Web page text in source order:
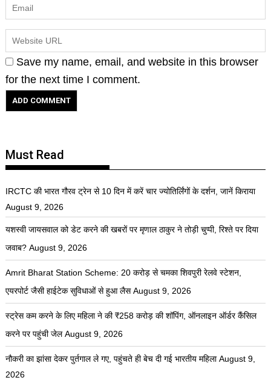
Save my name, email, and website in this browser
for the next time I comment.
Must Read
IRCTC की भारत गौरव ट्रेन से 10 दिन में करें चार ज्योतिर्लिंगों के दर्शन, जानें किराया
August 9, 2026
यशस्वी जायसवाल को डेट करने की खबरों पर मृणाल ठाकुर ने तोड़ी चुप्पी, रिश्ते पर दिया
जवाब? August 9, 2026
Amrit Bharat Station Scheme: 20 करोड़ से चमका शिवपुरी रेलवे स्टेशन,
एयरपोर्ट जैसी हाईटेक सुविधाओं से हुआ लैस August 9, 2026
स्ट्रेस कम करने के लिए महिला ने की ₹258 करोड़ की शॉपिंग, ऑनलाइन ऑर्डर कैंसिल
करने पर पहुंची जेल August 9, 2026
नौकरी का झांसा देकर पुर्तगाल ले गए, पहुंचते ही बेच दी गई भारतीय महिला August 9,
2026